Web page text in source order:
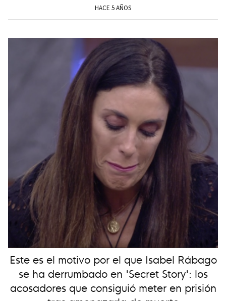
HACE 5 AÑOS
Este es el motivo por el que Isabel Rábago
se ha derrumbado en 'Secret Story': los
acosadores que consiguió meter en prisión